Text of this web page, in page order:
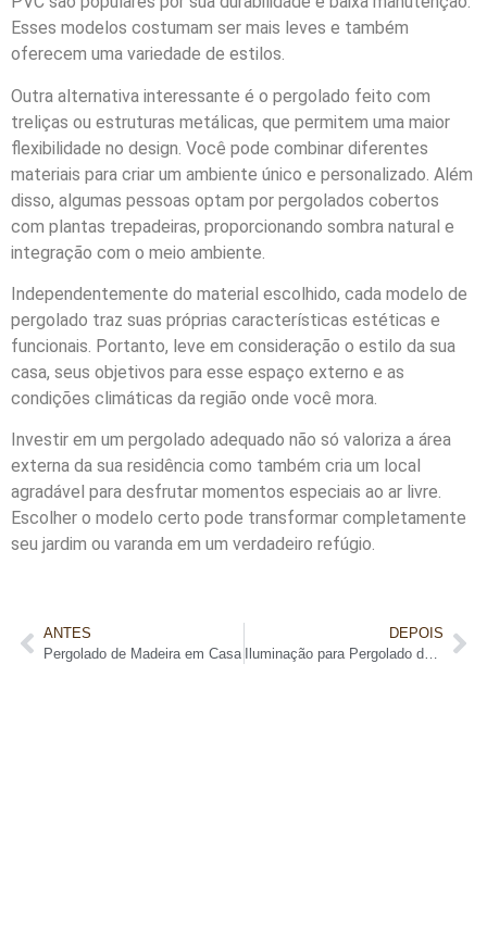
Esses modelos costumam ser mais leves e também
oferecem uma variedade de estilos.
Outra alternativa interessante é o pergolado feito com
treliças ou estruturas metálicas, que permitem uma maior
flexibilidade no design. Você pode combinar diferentes
materiais para criar um ambiente único e personalizado. Além
disso, algumas pessoas optam por pergolados cobertos
com plantas trepadeiras, proporcionando sombra natural e
integração com o meio ambiente.
Independentemente do material escolhido, cada modelo de
pergolado traz suas próprias características estéticas e
funcionais. Portanto, leve em consideração o estilo da sua
casa, seus objetivos para esse espaço externo e as
condições climáticas da região onde você mora.
Investir em um pergolado adequado não só valoriza a área
externa da sua residência como também cria um local
agradável para desfrutar momentos especiais ao ar livre.
Escolher o modelo certo pode transformar completamente
seu jardim ou varanda em um verdadeiro refúgio.
ANTES
Pergolado de Madeira em Casa
DEPOIS